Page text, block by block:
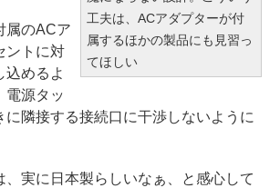
工夫は、ACアダプターが付
属するほかの製品にも見習っ
てほしい
のACア
ントに対
込めるよ
電源タッ
に隣接する接続口に干渉しないように
実に日本製らしいなぁ、と感心して